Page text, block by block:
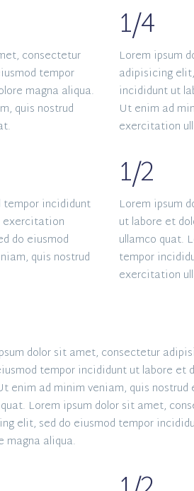
consectetur
tempor
magna aliqua.
quis nostrud
1/4
Lorem ipsum
adipisicing
incididunt ut
Ut enim ad
exercitation
tempor incididunt
exercitation
do eiusmod
quis nostrud
1/2
Lorem ipsum
ut labore et
ullamco quat.
tempor
exercitation
dolor sit amet, consectetur
tempor incididunt ut labore et
enim ad minim veniam, quis
Lorem ipsum dolor sit amet,
elit, sed do eiusmod tempor
magna aliqua.